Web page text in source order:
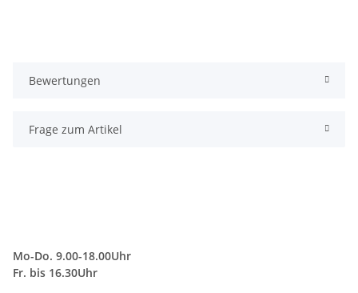
Bewertungen
Frage zum Artikel
Mo-Do. 9.00-18.00Uhr
Fr. bis 16.30Uhr